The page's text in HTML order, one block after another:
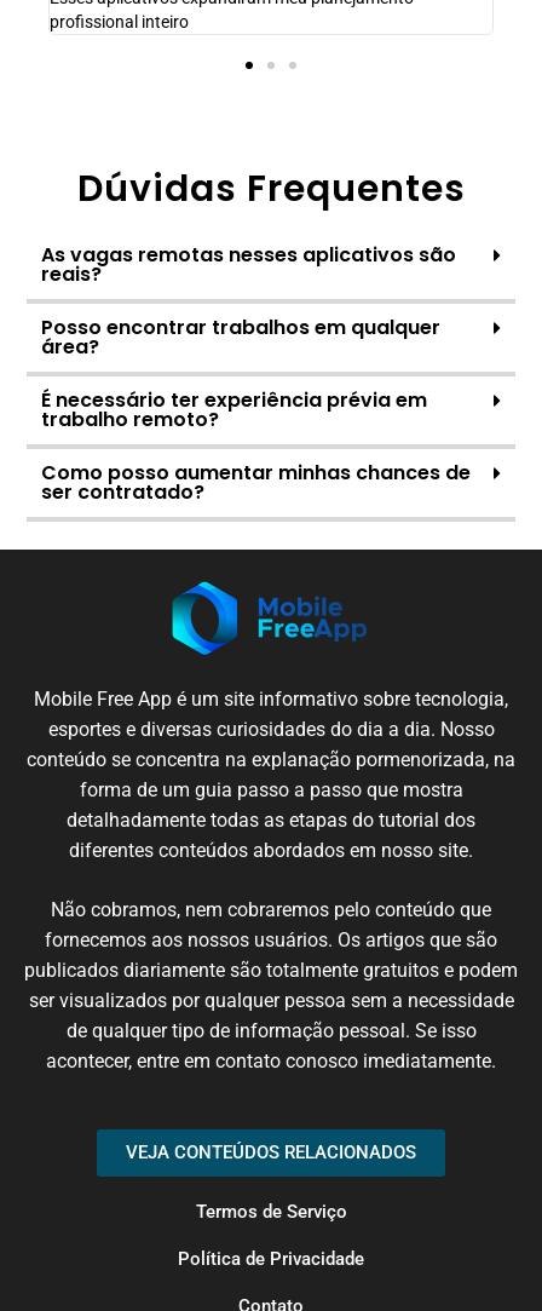
profissional inteiro
Dúvidas Frequentes
As vagas remotas nesses aplicativos são
reais?
Posso encontrar trabalhos em qualquer
área?
É necessário ter experiência prévia em
trabalho remoto?
Como posso aumentar minhas chances de
ser contratado?
Mobile Free App é um site informativo sobre tecnologia,
esportes e diversas curiosidadesdo dia a dia. Nosso
conteúdo se concentra na explanação pormenorizada, na
forma de um guia passo a passoque mostra
detalhadamente todas as etapas do tutorial dos
diferentes conteúdos abordados em nosso site.
Não cobramos, nem cobraremos pelo conteúdo que
fornecemos aos nossos usuários. Os artigos que são
publicados diariamente são totalmente gratuitos e podem
servisualizadospor qualquer pessoa sem a necessidade
de qualquertipo de informaçãopessoal. Seisso
acontecer, entre em contato conosco imediatamente.
VEJA CONTEÚDOS RELACIONADOS
Termos de Serviço
Política de Privacidade
Contato